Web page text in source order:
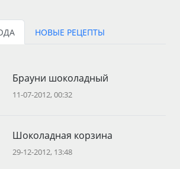
НОВЫЕ РЕЦЕПТЫ
Брауни шоколадный
11-07-2012, 00:32
Шоколадная корзина
29-12-2012, 13:48